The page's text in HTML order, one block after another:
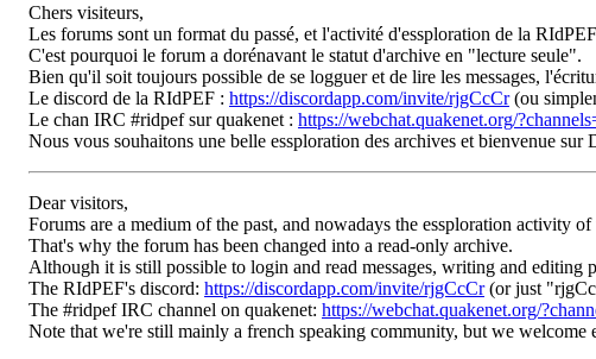
Chers visiteurs,
Les forums sont un format du passé, et l'activité d'essploration de la
C'est pourquoi le forum a dorénavant le statut d'archive en "lecture seule".
Bien qu'il soit toujours possible de se logguer et de lire les messages,
Le discord de la RIdPEF : https://discordapp.com/invite/rjgCcCr(ou
Le chan IRC #ridpef sur quakenet : https://webchat.quakenet.org/
Nous vous souhaitons une belle essploration des archives et bienvenue sur
Dear visitors,
Forums are a medium of the past, and nowadays the essploration activity
That's why the forum has been changed into a read-only archive.
Although it is still possible to login and read messages, writing and editing
The RIdPEF's discord: https://discordapp.com/invite/rjgCcCr(or just
The #ridpef IRC channel on quakenet: https://webchat.quakenet.org/
Note that we're still mainly a french speaking community, but we welcome